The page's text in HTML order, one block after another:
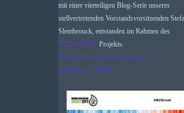
mit einer vierteiligen Blog-Serie unseres
stellvertretenden Vorstandsvorsitzenden
Slembrouck, entstanden im Rahmen des
#KNOWING Projekts.
bundesverband-smart-city.org/v
#BVSCnet #BVSC